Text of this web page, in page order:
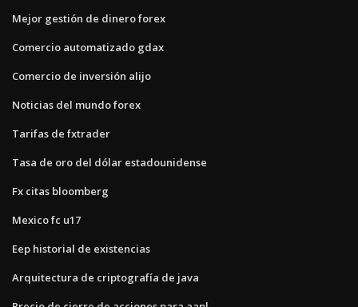
Mejor gestión de dinero forex
Comercio automatizado gdax
Comercio de inversión alijo
Noticias del mundo forex
Tarifas de fxtrader
Tasa de oro del dólar estadounidense
Fx citas bloomberg
Mexico fc u17
Eep historial de existencias
Arquitectura de criptografía de java